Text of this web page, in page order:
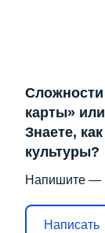
карты»
Знаете,
культуры?
Напишите —
Написать